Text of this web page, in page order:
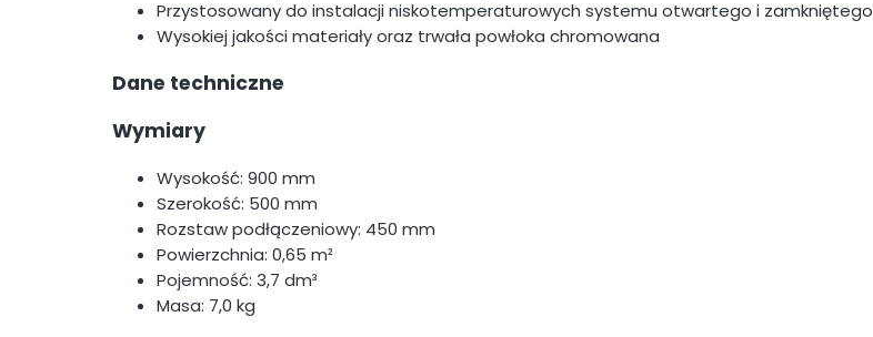
Przystosowany do instalacji niskotemperaturowych systemu otwartego i zamkniętego
Wysokiej jakości materiały oraz trwała powłoka chromowana
Dane techniczne
Wymiary
Wysokość: 900 mm
Szerokość: 500 mm
Rozstaw podłączeniowy: 450 mm
Powierzchnia: 0,65 m²
Pojemność: 3,7 dm³
Masa: 7,0 kg